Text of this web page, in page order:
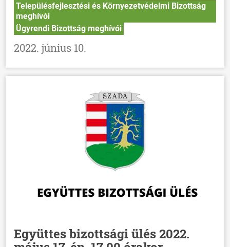
Településfejlesztési és Környezetvédelmi Bizottság
meghívói
Ügyrendi Bizottság meghívói
2022. június 10.
Együttes bizottsági ülés 2022.